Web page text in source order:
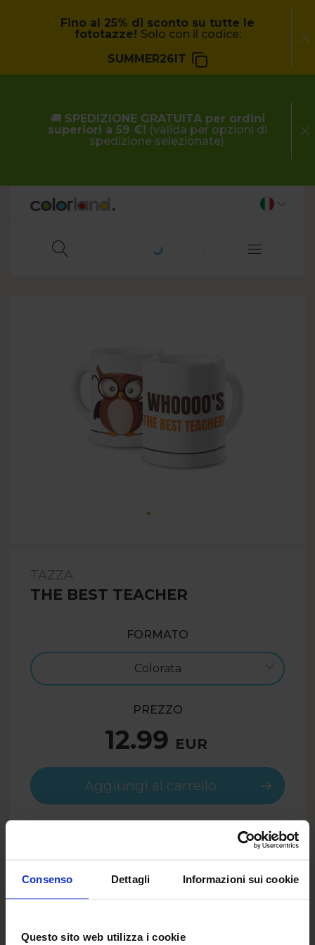
Consenso Dettagli Informazioni sui cookie
Questo sito web utilizza i cookie
Fino al 25% di sconto su tutte le
fototazze! Solo con il codice:
SUMMER26IT
🚚 SPEDIZIONE GRATUITA per ordini
superiori a 59 €! (valida per opzioni di
spedizione selezionate).
TAZZA
THE BEST TEACHER
FORMATO
Colorata
PREZZO
12.99 EUR
Aggiungi al carrello
Solo con il codice:
SUMMER26IT